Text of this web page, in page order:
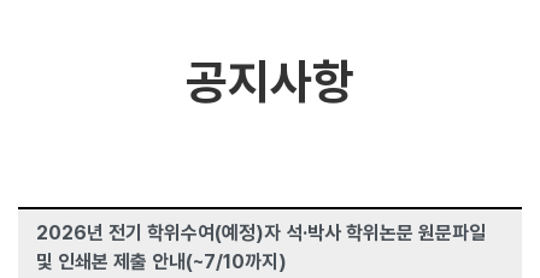
공지사항
2026년 전기 학위수여(예정)자 석·박사 학위논문 원문파일
및 인쇄본 제출 안내(~7/10까지)